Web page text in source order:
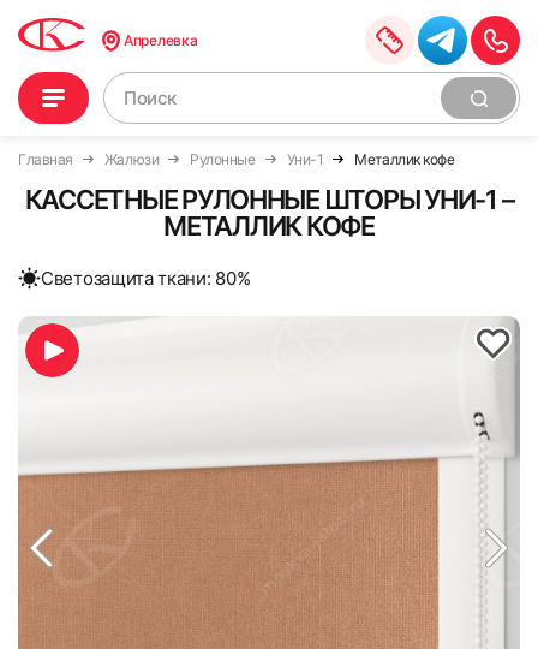
Апрелевка
Главная Жалюзи Рулонные Уни-1 Металлик кофе
КАССЕТНЫЕ РУЛОННЫЕ ШТОРЫ УНИ-1 –
МЕТАЛЛИК КОФЕ
Cветозащита ткани: 80%